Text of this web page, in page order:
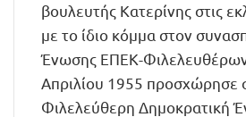
βουλευτής Κατερίνης στις
με το ίδιο κόμμα στον
Ένωσης ΕΠΕΚ-
Απριλίου 1955 προσχώρησε
Φιλελεύθερη Δημοκρατική